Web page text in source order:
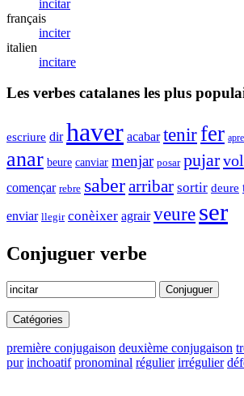
incitar
français
inciter
italien
incitare
Les verbes catalanes les plus
escriure dir haver acabar tenirfer
anar beure canviar menjar posar pujar
començar rebre saberarribar sortir deure
enviar llegir conèixer agrair veureser
Conjuguer verbe
Conjuguer
Catégories
première conjugaison deuxième conjugaison
pur inchoatif pronominal régulier irrégulier